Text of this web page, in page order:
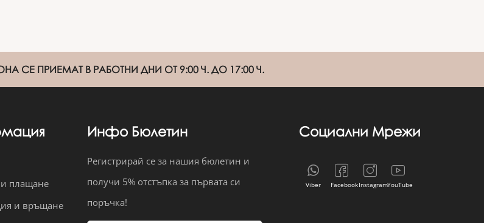
СЕ ПРИЕМАТ В РАБОТНИ ДНИ ОТ 9:00 Ч. ДО 17:00 Ч.
и плащане
и връщане
Инфо Бюлетин
Регистрирай се за нашия бюлетин и
получи 5% отстъпка за първата си
поръчка!
Социални Мрежи
Viber FacebookInstagramYouTube